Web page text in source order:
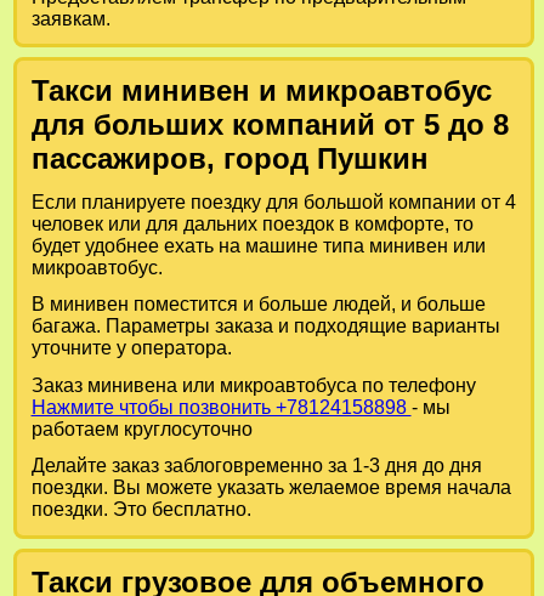
заявкам.
Такси минивен и микроавтобус
для больших компаний от 5 до 8
пассажиров, город Пушкин
Если планируете поездку для большой компании от 4
человек или для дальних поездок в комфорте, то
будет удобнее ехать на машине типа минивен или
микроавтобус.
В минивен поместится и больше людей, и больше
багажа. Параметры заказа и подходящие варианты
уточните у оператора.
Заказ минивена или микроавтобуса по телефону
Нажмите чтобы позвонить +78124158898 - мы
работаем круглосуточно
Делайте заказ заблоговременно за 1-3 дня до дня
поездки. Вы можете указать желаемое время начала
поездки. Это бесплатно.
Такси грузовое для объемного